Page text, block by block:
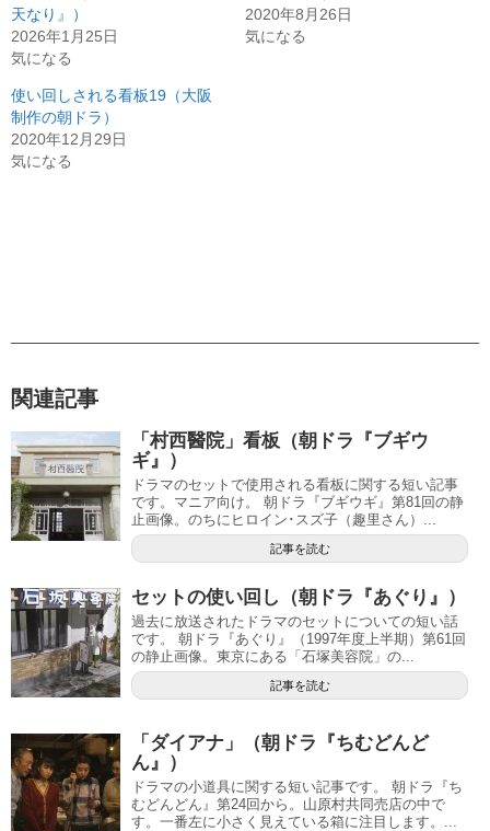
天なり』）
2026年1月25日
気になる
2020年8月26日
気になる
使い回しされる看板19（大阪
制作の朝ドラ）
2020年12月29日
気になる
関連記事
「村西醫院」看板（朝ドラ『ブギウ
ギ』）
ドラマのセットで使用される看板に関する短い記事
です。マニア向け。 朝ドラ『ブギウギ』第81回の静
止画像。のちにヒロイン･スズ子（趣里さん）...
記事を読む
セットの使い回し（朝ドラ『あぐり』）
過去に放送されたドラマのセットについての短い話
です。 朝ドラ『あぐり』（1997年度上半期）第61回
の静止画像。東京にある「石塚美容院」の...
記事を読む
「ダイアナ」（朝ドラ『ちむどんど
ん』）
ドラマの小道具に関する短い記事です。 朝ドラ『ち
むどんどん』第24回から。山原村共同売店の中で
す。一番左に小さく見えている箱に注目します。...